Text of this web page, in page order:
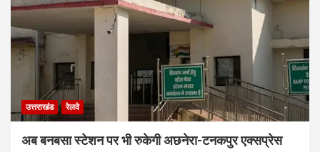
उत्तराखंड रेलवे
अब बनबसा स्टेशन पर भी रुकेगी अछनेरा-टनकपुर एक्सप्रेस